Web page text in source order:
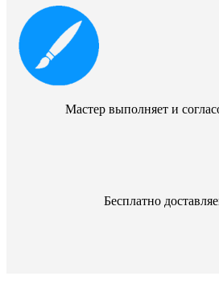
Мастер выполняет и
Бесплатно